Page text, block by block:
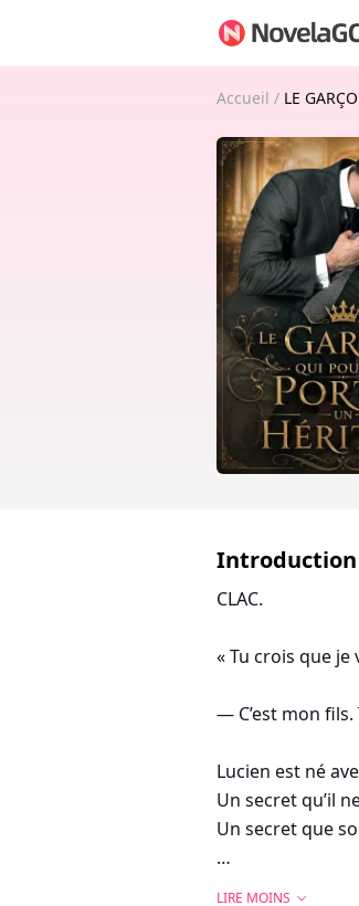
Accueil / LE
Introduction
CLAC.
« Tu crois que je
— C’est mon fils.
Lucien est né
Un secret qu’il
Un secret que
LIRE MOINS